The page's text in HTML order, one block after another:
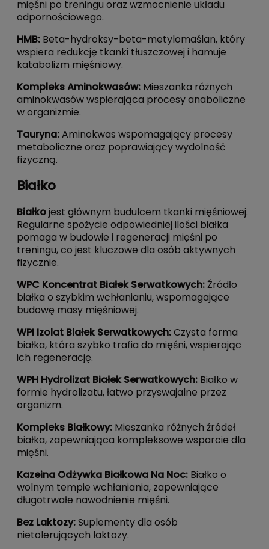
mięśni po treningu oraz wzmocnienie układu
odpornościowego.
HMB: Beta-hydroksy-beta-metylomaślan, który
wspiera redukcję tkanki tłuszczowej i hamuje
katabolizm mięśniowy.
Kompleks Aminokwasów: Mieszanka różnych
aminokwasów wspierająca procesy anaboliczne
w organizmie.
Tauryna:Aminokwas wspomagający procesy
metaboliczne oraz poprawiający wydolność
fizyczną.
Białko
Białkojest głównym budulcem tkanki mięśniowej.
Regularne spożycie odpowiedniej ilości białka
pomaga w budowie i regeneracji mięśni po
treningu, co jest kluczowe dla osób aktywnych
fizycznie.
WPC Koncentrat Białek Serwatkowych:Źródło
białka o szybkim wchłanianiu, wspomagające
budowę masy mięśniowej.
WPI Izolat Białek Serwatkowych:Czysta forma
białka, która szybko trafia do mięśni, wspierając
ich regenerację.
WPH Hydrolizat Białek Serwatkowych: Białko w
formie hydrolizatu, łatwo przyswajalne przez
organizm.
Kompleks Białkowy: Mieszanka różnych źródeł
białka, zapewniająca kompleksowe wsparcie dla
mięśni.
Kazeina Odżywka Białkowa Na Noc: Białko o
wolnym tempie wchłaniania, zapewniające
długotrwałe nawodnienie mięśni.
Bez Laktozy:Suplementy dla osób
nietolerujących laktozy.